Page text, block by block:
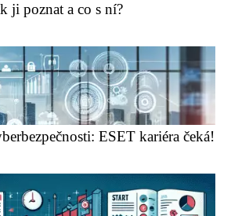
ji poznat a co s ní?
ESET kariéra čeká!